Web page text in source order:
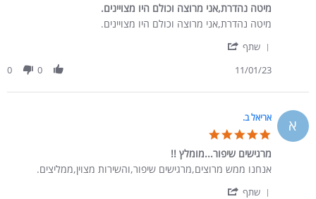
מיטה נהדרת,אני מרוצה וכולם היו מצויינים.
Review by יעל on 11 Jan 2023
review stating מיטה נהדרת,אני מרוצה וכולם היו מצויינים.
מיטה נהדרת,אני מרוצה וכולם היו מצויינים.
שתף
11/01/23
0
0
א אריאל ב.
מרגישים שיפור...מומלץ !!
Review by אריאל ב. on 20 Dec 2022
review stating מרגישים שיפור...מומלץ !!
אנחנו ממש מרוצים,מרגישים שיפור,והשירות מצוין,ממליצים.
שתף